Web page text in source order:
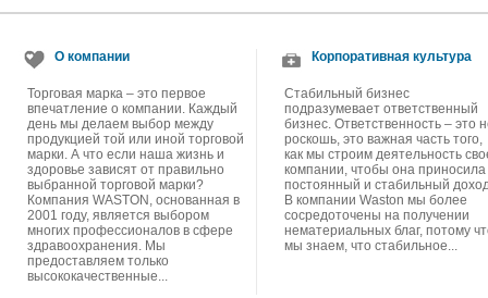
О компании
Торговая марка – это первое
впечатление о компании. Каждый
день мы делаем выбор между
продукцией той или иной торговой
марки. А что если наша жизнь и
здоровье зависят от правильно
выбранной торговой марки?
Компания WASTON, основанная в
2001 году, является выбором
многих профессионалов в сфере
здравоохранения. Мы
предоставляем только
высококачественные...
Корпоративная культура
Стабильный бизнес
подразумевает ответственный
бизнес. Ответственность – это
роскошь, это важная часть того,
как мы строим деятельность
компании, чтобы она приносила
постоянный и стабильный
В компании Waston мы более
сосредоточены на получении
нематериальных благ, потому
мы знаем, что стабильное...